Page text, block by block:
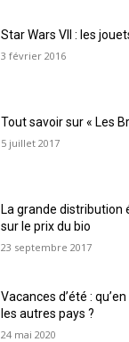
Star Wars VII : les
3 février 2016
Tout savoir sur « Les
5 juillet 2017
La grande distribution
sur le prix du bio
23 septembre 2017
Vacances d’été :
les autres pays ?
24 mai 2020